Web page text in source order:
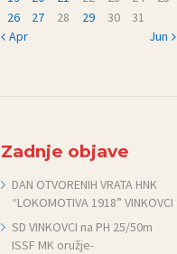
26
27 28 29 30
31
« Apr
Jun »
Zadnje objave
DAN OTVORENIH VRATA HNK
“LOKOMOTIVA 1918” VINKOVCI
SD VINKOVCI na PH 25/50m
ISSF MK oružje-